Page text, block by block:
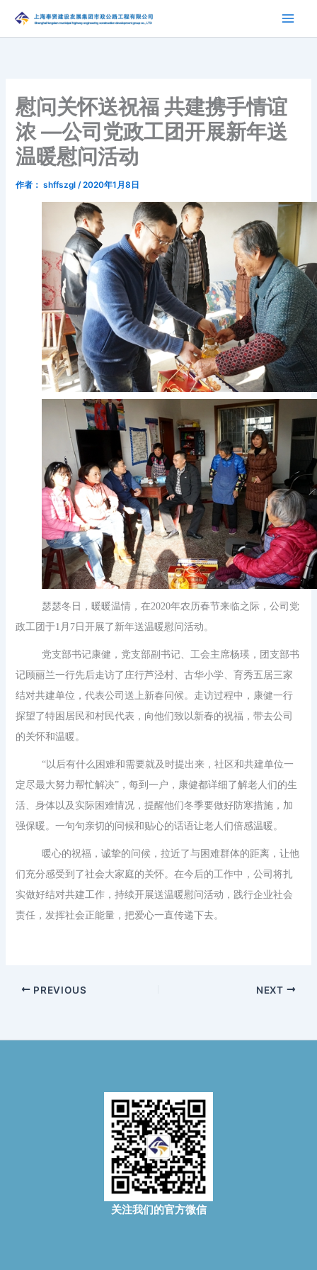
内
慰问关怀送祝福 共建携手情谊
浓 —公司党政工团开展新年送
温暖慰问活动
作者： shffszgl/2020年1月8日
瑟瑟冬日，暖暖温情，在2020年农历春节来临之际，公司党
政工团于1月7日开展了新年送温暖慰问活动。
党支部书记康健，党支部副书记、工会主席杨瑛，团支部书
记顾丽兰一行先后走访了庄行芦泾村、古华小学、育秀五居三家
结对共建单位，代表公司送上新春问候。走访过程中，康健一行
探望了特困居民和村民代表，向他们致以新春的祝福，带去公司
的关怀和温暖。
“以后有什么困难和需要就及时提出来，社区和共建单位一
定尽最大努力帮忙解决”，每到一户，康健都详细了解老人们的生
活、身体以及实际困难情况，提醒他们冬季要做好防寒措施，加
强保暖。一句句亲切的问候和贴心的话语让老人们倍感温暖。
暖心的祝福，诚挚的问候，拉近了与困难群体的距离，让他
们充分感受到了社会大家庭的关怀。在今后的工作中，公司将扎
实做好结对共建工作，持续开展送温暖慰问活动，践行企业社会
责任，发挥社会正能量，把爱心一直传递下去。
PREVIOUS NEXT
关注我们的官方微信